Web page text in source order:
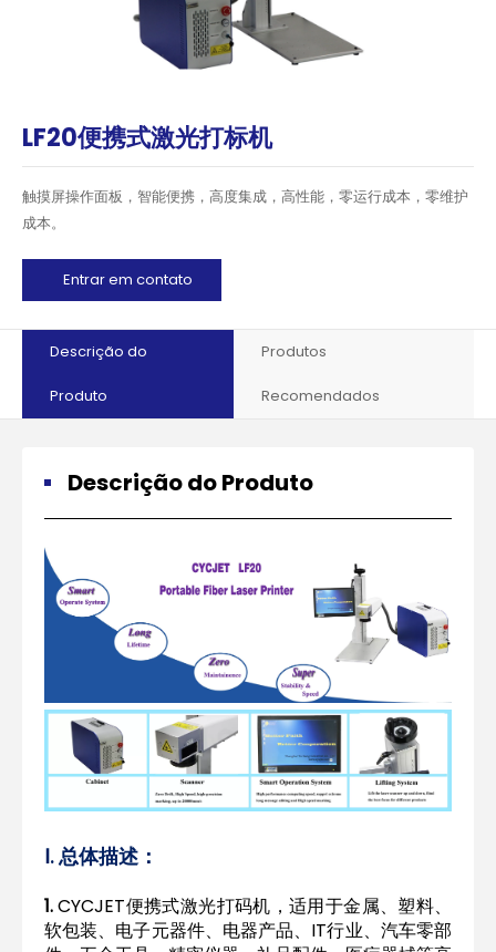
LF20便携式激光打标机
触摸屏操作面板，智能便携，高度集成，高性能，零运行成本，零维护
成本。
Entrar em contato
Descrição do
Produto
Produtos
Recomendados
Descrição do Produto
Ⅰ. 总体描述：
1.CYCJET便携式激光打码机，适用于金属、塑料、
软包装、电子元器件、电器产品、IT行业、汽车零部